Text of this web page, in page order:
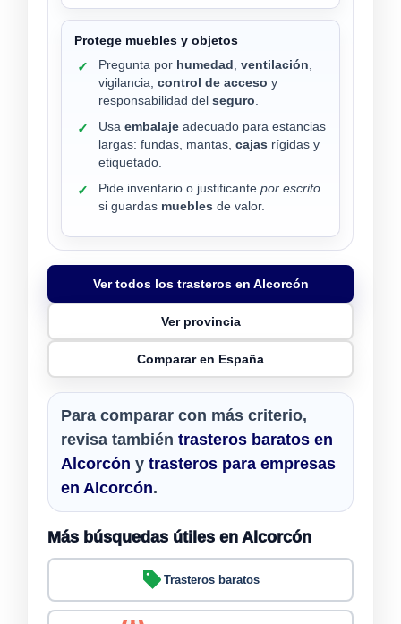
Protege muebles y objetos
✓ Pregunta por humedad , ventilación,
vigilancia, control de acceso y
responsabilidad del seguro.
✓ Usa embalaje adecuado para estancias
largas: fundas, mantas, cajas rígidas y
etiquetado.
✓ Pide inventario o justificante por escrito
si guardas muebles de valor.
Ver todos los trasteros en Alcorcón
Ver provincia
Comparar en España
Para comparar con más criterio,
revisa también trasteros baratos en
Alcorcón y trasteros para empresas
en Alcorcón.
Más búsquedas útiles en Alcorcón
Trasteros baratos